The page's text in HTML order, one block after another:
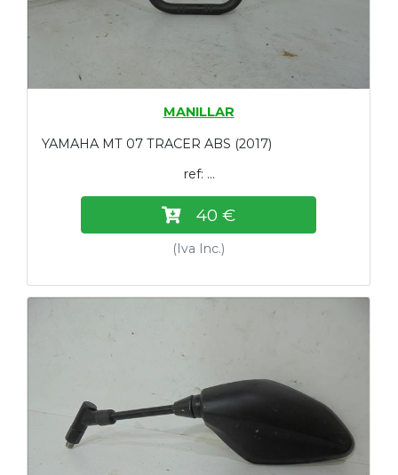
MANILLAR
YAMAHA MT 07 TRACER ABS (2017)
ref: ...
40 €
(Iva Inc.)